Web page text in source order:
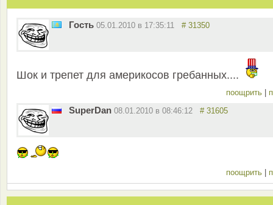
Гость 05.01.2010 в 17:35:11 # 31350
Шок и трепет для америкосов гребанных....
поощрить
SuperDan 08.01.2010 в 08:46:12 # 31605
поощрить